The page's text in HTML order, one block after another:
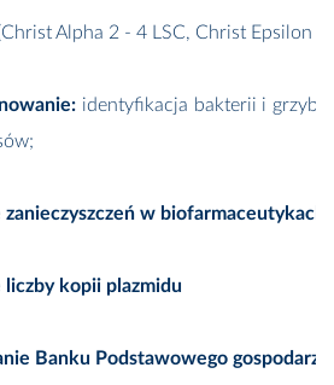
Alpha 2 - 4 LSC, Christ Epsilon 2
identyfikacja bakterii i
zanieczyszczeń w biofarmaceutykach
liczby kopii plazmidu
Banku Podstawowego